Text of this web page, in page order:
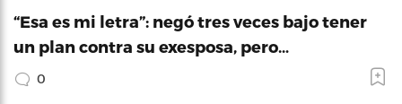
“Esa es mi letra”: negó tres veces bajo tener
un plan contra su exesposa, pero…
0